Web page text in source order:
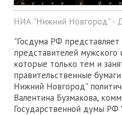
НИА "Нижний Новгород" -
"Госдума РФ представляет
представителей мужского
которые только тем и
правительственные
Нижний Новгород"
Валентина Бузмакова,
Государственной думы РФ